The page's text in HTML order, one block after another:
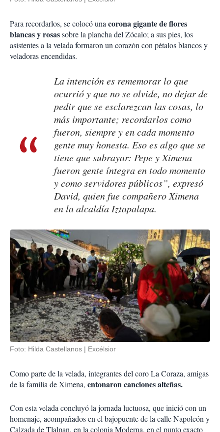
Para recordarlos, se colocó unacorona gigante de flores
blancas y rosassobre la plancha del Zócalo;a sus pies, los
asistentes a la velada formaron un corazón con pétalos blancos y
veladoras encendidas.
La intención es rememorar lo que
ocurrió y que no se olvide, no dejar de
pedir que se esclarezcan las cosas, lo
más importante; recordarlos como
fueron, siempre y en cada momento
gente muy honesta. Eso es algo que se
tiene que subrayar: Pepe y Ximena
fueron gente íntegra en todo momento
y como servidores públicos”, expresó
David, quien fue compañero Ximena
en la alcaldía Iztapalapa.
Foto: Hilda Castellanos | Excélsior
Como parte de la velada, integrantes del coro La Coraza, amigas
de la familia de Ximena, entonaron canciones alteñas.
Con esta velada concluyó la jornada luctuosa, que inició con un
homenaje, acompañados en el bajopuente de la calle Napoleón y
Calzada de Tlalpan, en la colonia Moderna, en el punto exacto